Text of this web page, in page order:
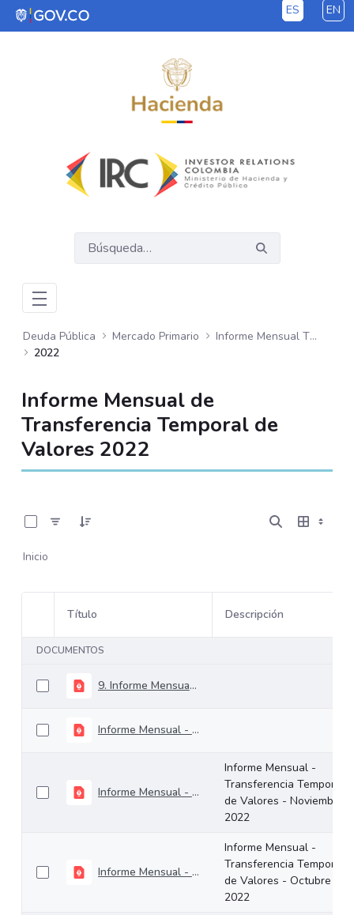
Saltar al contenido principal ES EN
Deuda Pública Mercado Primario
Informe Mensual TTV
2022
Informe Mensual de
Transferencia Temporal de
Valores 2022
Inicio
Selección del elemento
Título Descripción
DOCUMENTOS
9. Informe Mensual Versión Final Externo - Septiembre
Informe Mensual - Transferencia Temporal de Valores - Diciembre 2022
Informe Mensual - Transferencia Temporal de Valores - Noviembre 2022
Informe Mensual -
Transferencia Temporal
de Valores - Noviembre
2022
Informe Mensual - Transferencia Temporal de Valores - Octubre 2022
Informe Mensual -
Transferencia Temporal
de Valores - Octubre
2022